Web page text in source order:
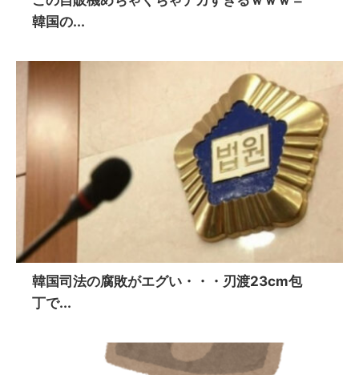
韓国の...
韓国司法の腐敗がエグい・・・刃渡23cm包
丁で...